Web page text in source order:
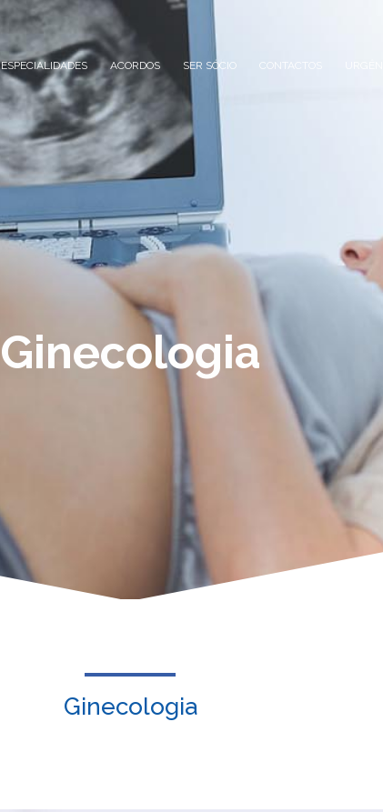
ESPECIALIDADES ACORDOS SER SÓCIO CONTACTOS
Ginecologia
Ginecologia